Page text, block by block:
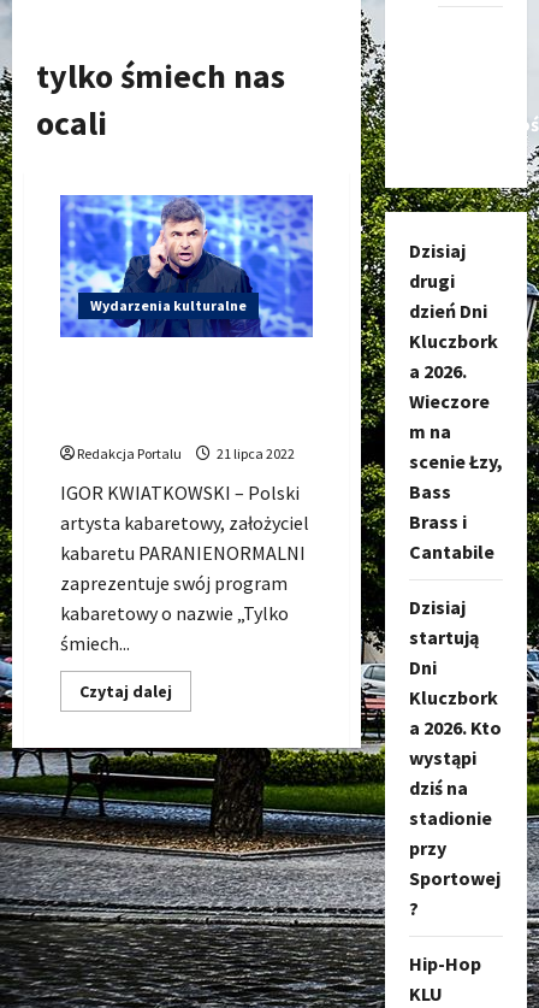
tylko śmiech nas
ocali
Wydarzenia kulturalne
Redakcja Portalu 21 lipca 2022
IGOR KWIATKOWSKI – Polski
artysta kabaretowy, założyciel
kabaretu PARANIENORMALNI
zaprezentuje swój program
kabaretowy o nazwie „Tylko
śmiech...
Czytaj dalej
się
IGOR
KWIATKOWSKI
z
kabaretu
PARANIENORMALNI
wystąpi
w
Kluczboku!
Dzisiaj
drugi
dzień Dni
Kluczbork
a 2026.
Wieczore
m na
scenie Łzy,
Bass
Brass i
Cantabile
Dzisiaj
startują
Dni
Kluczbork
a 2026. Kto
wystąpi
dziś na
stadionie
przy
Sportowej
?
Hip-Hop
KLU